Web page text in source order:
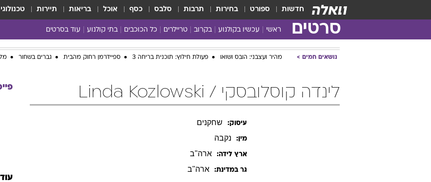
חדשות ספורט בחירות תרבות סלבס כסף אוכל בריאות תיירות
סרטים ראשי עכשיו בקולנוע בקרוב טריילרים כל הכוכבים בתי קולנוע עוד בסרטים
כל הסרטים
נושאים חמים מהיר ועצבני: הובס ושואו פעולת חילוץ: תוכנית בריחה 3 ספיידרמן רחוק מהבית גברים בשחור
לינדה קוסלובסקי / Linda Kozlowski
עיסוק: שחקנים
מין: נקבה
ארץ לידה: ארה"ב
גר במדינת: ארה"ב